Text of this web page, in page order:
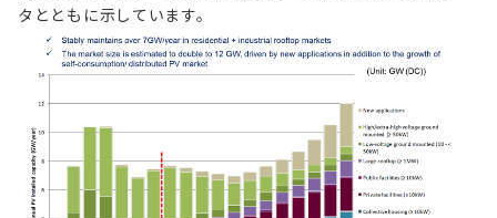
タとともに示しています。